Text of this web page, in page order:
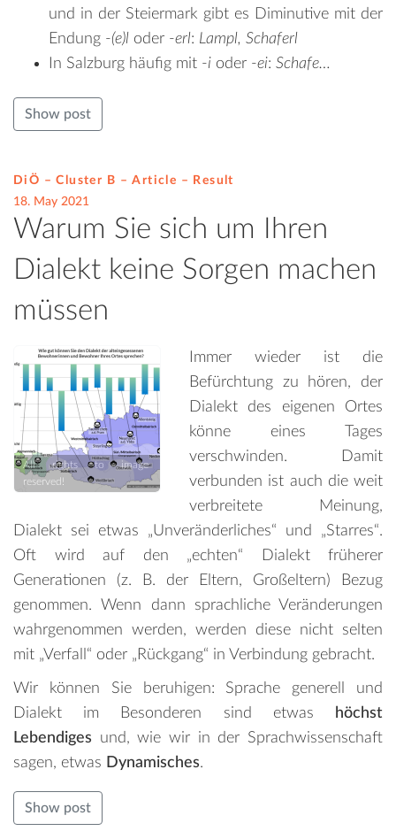
und in der Steiermark gibt es Diminutive mit der
Endung -(e)l oder -erl: Lampl, Schaferl
In Salzburg häufig mit -i oder -ei: Schafe…
Show post
DiÖ – Cluster B – Article –
Result
18. May 2021
Warum Sie sich um Ihren
Dialekt keine Sorgen machen
müssen
All rights to image
reserved!
Immer wieder ist die
Befürchtung zu hören, der
Dialekt des eigenen Ortes
könne eines Tages
verschwinden. Damit
verbunden ist auch die weit
verbreitete Meinung,
Dialekt sei etwas „Unveränderliches“ und „Starres“.
Oft wird auf den „echten“ Dialekt früherer
Generationen (z. B. der Eltern, Großeltern) Bezug
genommen. Wenn dann sprachliche Veränderungen
wahrgenommen werden, werden diese nicht selten
mit „Verfall“ oder „Rückgang“ in Verbindung gebracht.
Wir können Sie beruhigen: Sprache generell und
Dialekt im Besonderen sind etwas höchst
Lebendiges und, wie wir in der Sprachwissenschaft
sagen, etwas Dynamisches.
Show post